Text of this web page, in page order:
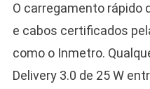
O carregamento rápido
e cabos certificados
como o Inmetro.
Delivery 3.0 de 25 W